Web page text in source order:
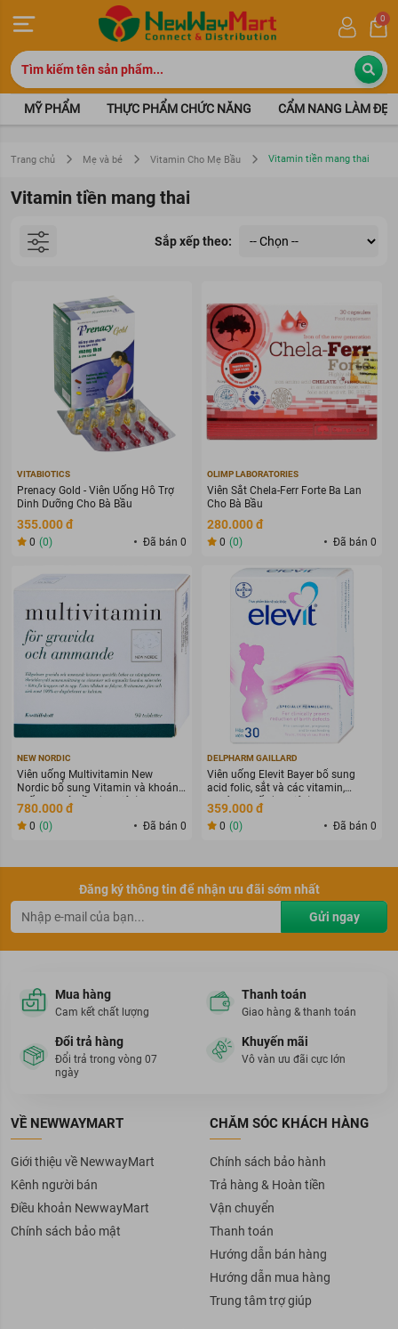
0
MỸ PHẨM THỰC PHẨM CHỨC NĂNG CẨM NANG LÀM ĐẸP
Trang chủ Mẹ và bé Vitamin Cho Mẹ Bầu Vitamin tiền mang thai
Vitamin tiền mang thai
Sắp xếp theo:
VITABIOTICS
Prenacy Gold - Viên Uống Hỗ Trợ
Dinh Dưỡng Cho Bà Bầu
355.000 đ
0 (0) Đã bán 0
OLIMP LABORATORIES
Viên Sắt Chela-Ferr Forte Ba Lan
Cho Bà Bầu
280.000 đ
0 (0) Đã bán 0
NEW NORDIC
Viên uống Multivitamin New
Nordic bổ sung Vitamin và khoáng
chất cho bà bầu (90 viên)
780.000 đ
0 (0) Đã bán 0
DELPHARM GAILLARD
Viên uống Elevit Bayer bổ sung
acid folic, sắt và các vitamin,
khoáng chất (30 viên)
359.000 đ
0 (0) Đã bán 0
Đăng ký thông tin để nhận ưu đãi sớm nhất
Gửi ngay
Mua hàng
Cam kết chất lượng
Thanh toán
Giao hàng & thanh toán
Đổi trả hàng
Đổi trả trong vòng 07
ngày
Khuyến mãi
Vô vàn ưu đãi cực lớn
VỀ NEWWAYMART
Giới thiệu về NewwayMart
Kênh người bán
Điều khoản NewwayMart
Chính sách bảo mật
CHĂM SÓC KHÁCH HÀNG
Chính sách bảo hành
Trả hàng & Hoàn tiền
Vận chuyển
Thanh toán
Hướng dẫn bán hàng
Hướng dẫn mua hàng
Trung tâm trợ giúp